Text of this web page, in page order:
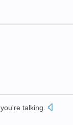
you're talking